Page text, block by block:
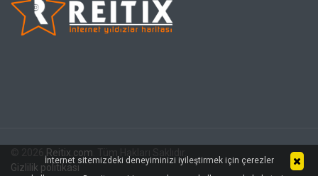
Reitix.com
Gizlilik politikası
İnternet sitemizdeki deneyiminizi iyileştirmek için çerezler